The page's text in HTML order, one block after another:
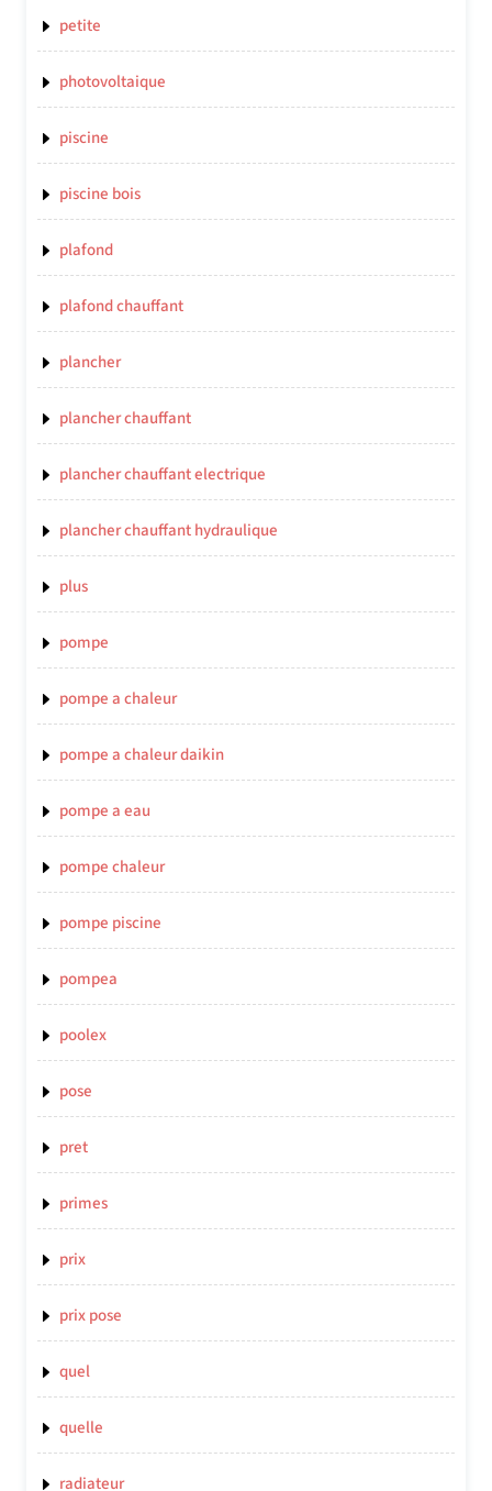
petite
photovoltaique
piscine
piscine bois
plafond
plafond chauffant
plancher
plancher chauffant
plancher chauffant electrique
plancher chauffant hydraulique
plus
pompe
pompe a chaleur
pompe a chaleur daikin
pompe a eau
pompe chaleur
pompe piscine
pompea
poolex
pose
pret
primes
prix
prix pose
quel
quelle
radiateur